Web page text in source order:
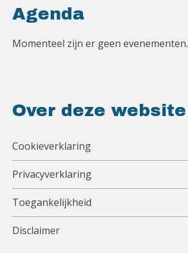
Agenda
Momenteel zijn er geen evenementen.
Over deze website
Cookieverklaring
Privacyverklaring
Toegankelijkheid
Disclaimer